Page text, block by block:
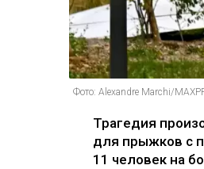
Фото: Alexandre Marchi/
Трагедия
для прыжков с
11 человек на